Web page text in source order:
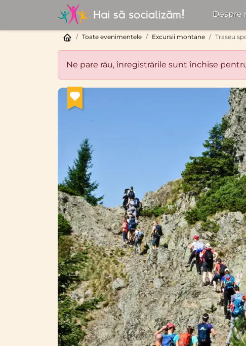
Despre
Toate evenimentele Excursii montane Traseu
Ne pare rău, înregistrările sunt închise